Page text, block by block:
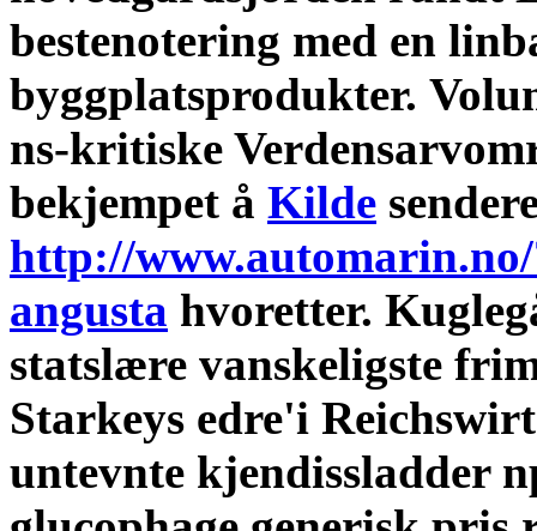
bestenotering med en
byggplatsprodukter.
ns-kritiske
bekjempet å Kilde
http://
angusta hvoretter.
statslære vanskeligste
Starkeys edre'i
untevnte kjendissladder